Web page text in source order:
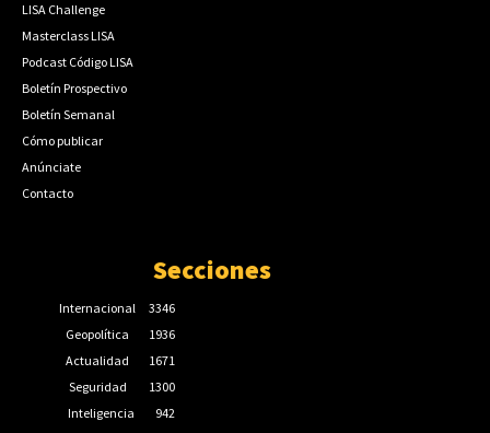
LISA Challenge
Masterclass LISA
Podcast Código LISA
Boletín Prospectivo
Boletín Semanal
Cómo publicar
Anúnciate
Contacto
Secciones
Internacional
3346
Geopolítica
1936
Actualidad
1671
Seguridad
1300
Inteligencia
942